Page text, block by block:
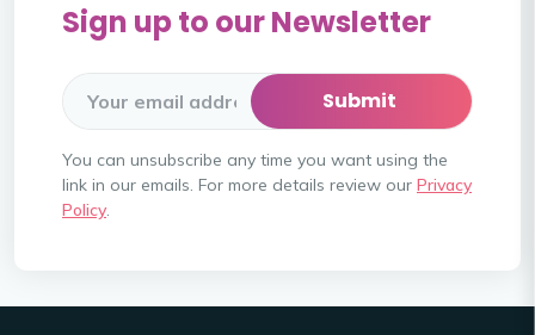
Sign up to our Newsletter
You can unsubscribe any time you want using the
link in our emails. For more details review our Privacy
Policy.